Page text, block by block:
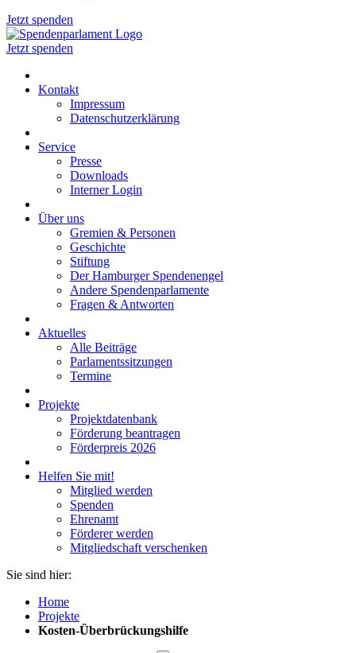
Jetzt spenden
Jetzt spenden
Kontakt
Impressum
Datenschutzerklärung
Service
Presse
Downloads
Interner Login
Über uns
Gremien & Personen
Geschichte
Stiftung
Der Hamburger Spendenengel
Andere Spendenparlamente
Fragen & Antworten
Aktuelles
Alle Beiträge
Parlamentssitzungen
Termine
Projekte
Projektdatenbank
Förderung beantragen
Förderpreis 2026
Helfen Sie mit!
Mitglied werden
Spenden
Ehrenamt
Förderer werden
Mitgliedschaft verschenken
Sie sind hier:
Home
Projekte
Kosten-Überbrückungshilfe